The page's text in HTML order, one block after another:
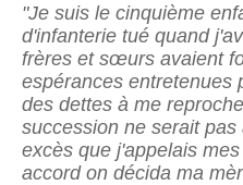
"Je suis le cinquième
d'infanterie tué quand
frères et sœurs avaient
espérances entretenues
des dettes à me
succession ne serait
excès que j'appelais
accord on décida ma